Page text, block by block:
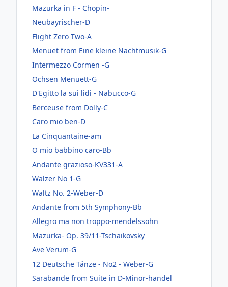
Mazurka in F - Chopin-
Neubayrischer-D
Flight Zero Two-A
Menuet from Eine kleine Nachtmusik-G
Intermezzo Cormen -G
Ochsen Menuett-G
D'Egitto la sui lidi - Nabucco-G
Berceuse from Dolly-C
Caro mio ben-D
La Cinquantaine-am
O mio babbino caro-Bb
Andante grazioso-KV331-A
Walzer No 1-G
Waltz No. 2-Weber-D
Andante from 5th Symphony-Bb
Allegro ma non troppo-mendelssohn
Mazurka- Op. 39/11-Tschaikovsky
Ave Verum-G
12 Deutsche Tänze - No2 - Weber-G
Sarabande from Suite in D-Minor-handel